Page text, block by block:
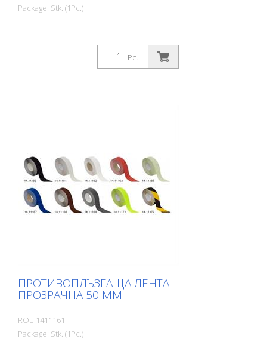
Package: Stk. (1Pc.)
Pc.
ПРОТИВОПЛЪЗГАЩА ЛЕНТА
ПРОЗРАЧНА 50 MM
ROL-1411161
Package: Stk. (1Pc.)